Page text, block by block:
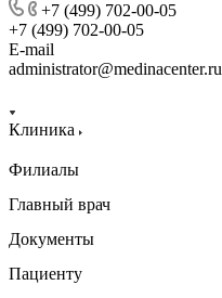
+7 (499) 702-00-05
+7 (499) 702-00-05
E-mail
administrator@medinacenter.ru
Клиника
Филиалы
Главный врач
Документы
Пациенту